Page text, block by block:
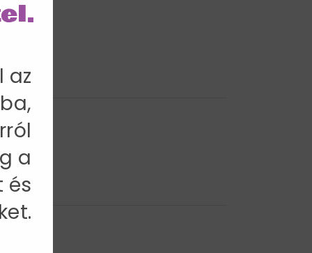
az
a
és